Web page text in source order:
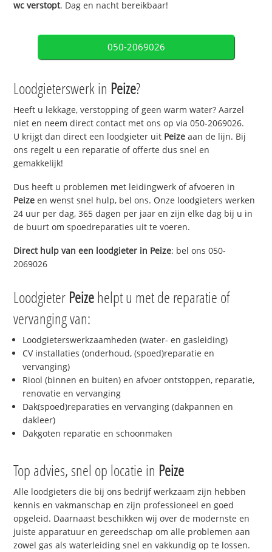
wc verstopt. Dag en nacht bereikbaar!
050-2069026
Loodgieterswerk in Peize?
Heeft u lekkage, verstopping of geen warm water? Aarzel
niet en neem direct contact met ons op via 050-2069026.
U krijgt dan direct een loodgieter uit Peize aan de lijn. Bij
ons regelt u een reparatie of offerte dus snel en
gemakkelijk!
Dus heeft u problemen met leidingwerk of afvoeren in
Peize en wenst snel hulp, bel ons. Onze loodgieters werken
24 uur per dag, 365 dagen per jaar en zijn elke dag bij u in
de buurt om spoedreparaties uit te voeren.
Direct hulp van een loodgieter in Peize: bel ons 050-
2069026
Loodgieter Peizehelpt u met de reparatie of
vervanging van:
Loodgieterswerkzaamheden (water- en gasleiding)
CV installaties (onderhoud, (spoed)reparatie en
vervanging)
Riool (binnen en buiten) en afvoer ontstoppen, reparatie,
renovatie en vervanging
Dak(spoed)reparaties en vervanging (dakpannen en
dakleer)
Dakgoten reparatie en schoonmaken
Top advies, snel op locatie in Peize
Alle loodgieters die bij ons bedrijf werkzaam zijn hebben
kennis en vakmanschap en zijn professioneel en goed
opgeleid. Daarnaast beschikken wij over de modernste en
juiste apparatuur en gereedschap om alle problemen aan
zowel gas als waterleiding snel en vakkundig op te lossen.